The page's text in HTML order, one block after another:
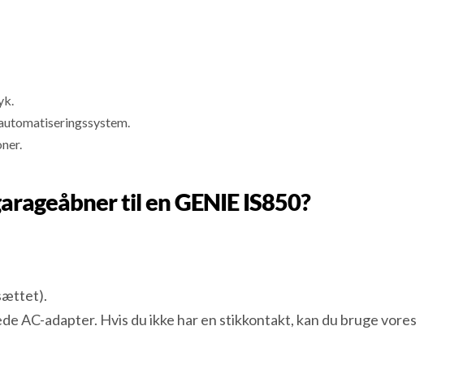
til en GENIE IS850?
AC-adapter. Hvis du ikke har en stikkontakt, kan du bruge vores